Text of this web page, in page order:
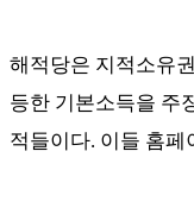
해적당은 지적소유
등한 기본소득을 주
적들이다. 이들 홈페